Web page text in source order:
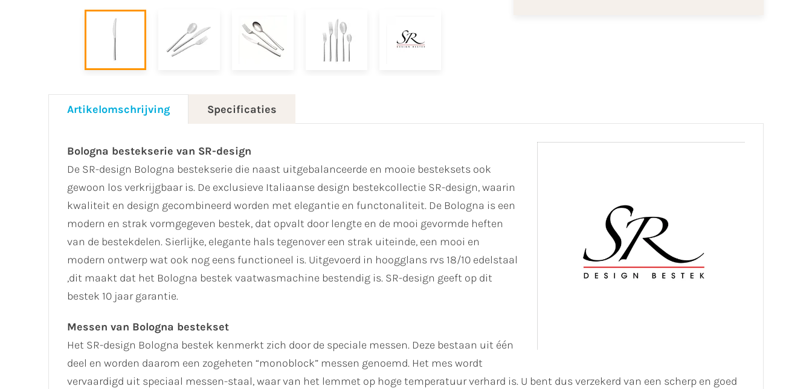
Artikelomschrijving Specificaties
Bologna bestekserie van SR-design
De SR-design Bologna bestekserie die naast uitgebalanceerde en mooie besteksets ook
gewoon los verkrijgbaar is. De exclusieve Italiaanse design bestekcollectie SR-design, waarin
kwaliteit en design gecombineerd worden met elegantie en functonaliteit. De Bologna is een
modern en strak vormgegeven bestek, dat opvalt door lengte en de mooi gevormde heften
van de bestekdelen. Sierlijke, elegante hals tegenover een strak uiteinde, een mooi en
modern ontwerp wat ook nog eens functioneel is. Uitgevoerd in hoogglans rvs 18/10 edelstaal
,dit maakt dat het Bologna bestek vaatwasmachine bestendig is. SR-design geeft op dit
bestek 10 jaar garantie.
Messen van Bologna bestekset
Het SR-design Bologna bestek kenmerkt zich door de speciale messen. Deze bestaan uit één
deel en worden daarom een zogeheten “monoblock” messen genoemd. Het mes wordt
vervaardigd uit speciaal messen-staal, waar van het lemmet op hoge temperatuur verhard is. U bent dus verzekerd van een scherp en goed